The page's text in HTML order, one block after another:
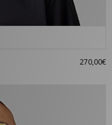
270,00€